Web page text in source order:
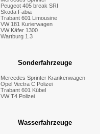
Peugeot 405 break SRI
Skoda Fabia
Trabant 601 Limousine
VW 181 Kurierwagen
VW Käfer 1300
Wartburg 1.3
Sonderfahrzeuge
Mercedes Sprinter Krankenwagen
Opel Vectra C Polizei
Trabant 601 Kübel
VW T4 Polizei
Wasserfahrzeuge